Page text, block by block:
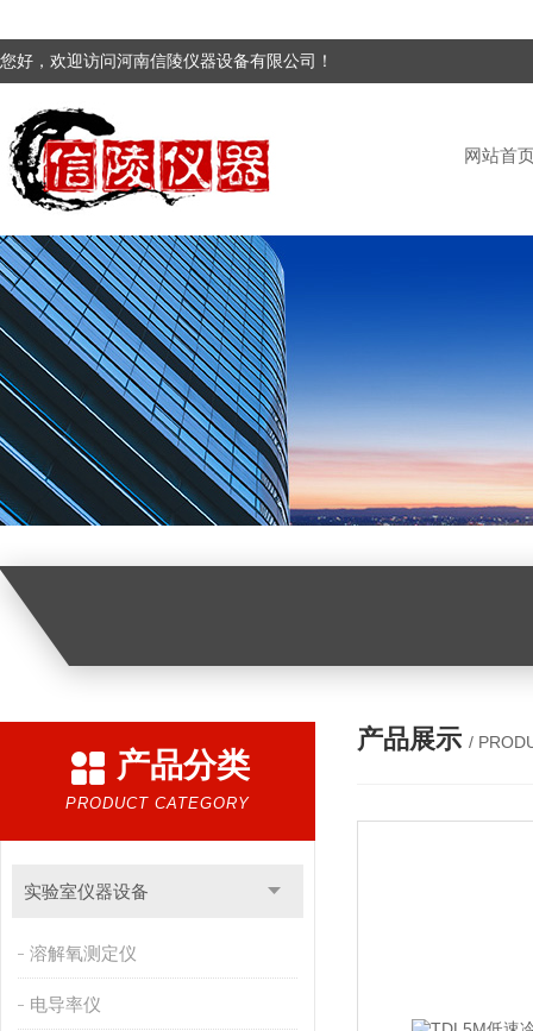
您好，欢迎访问河南信陵仪器设备有限公司！
网站首
产品分类
PRODUCT CATEGORY
实验室仪器设备
溶解氧测定仪
电导率仪
产品展示 /